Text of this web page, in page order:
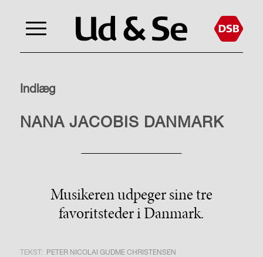
Indlæg
REJSER
NANA JACOBIS DANMARK
Musikeren udpeger sine tre
favoritsteder i Danmark.
TEKST: PETER NICOLAI GUDME CHRISTENSEN